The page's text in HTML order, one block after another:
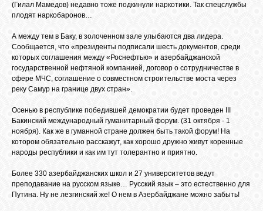
САЙТЫ
ОБЪЯВЛЕНИЯ
ВОПРОСЫ /
КОНТАКТЫ
ВХОД
(Гилал Мамедов) недавно тоже подкинули наркотики. Так спецслужбы
плодят наркобаронов…
А между тем в Баку, в золоченном зале улыбаются два лидера.
Сообщается, что «президенты подписали шесть документов, среди
которых соглашения между «Роснефтью» и азербайджанской
государственной нефтяной компанией, договор о сотрудничестве в
сфере МЧС, соглашение о совместном строительстве моста через
реку Самур на границе двух стран».
Осенью в республике победившей демократии будет проведен III
Бакинский международный гуманитарный форум. (31 октября - 1
ноября). Как же в гуманной стране должен быть такой форум! На
котором обязательно расскажут, как хорошо дружно живут коренные
народы республики и как им тут толерантно и приятно.
Более 330 азербайджанских школ и 27 университетов ведут
преподавание на русском языке… Русский язык – это естественно для
Путина. Ну не лезгинский же! О нем в Азербайджане можно забыть!